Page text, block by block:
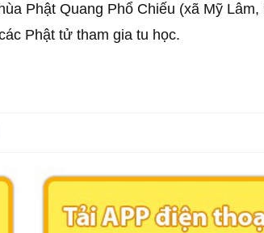
Phật Quang Phổ Chiếu (xã Mỹ
Phật tử tham gia tu học.